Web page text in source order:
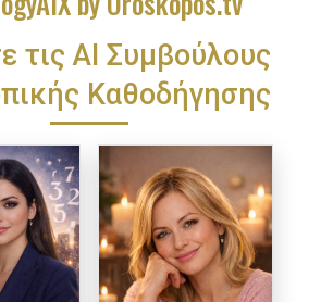
τις ΑΙ Συμβούλους
Καθοδήγησης